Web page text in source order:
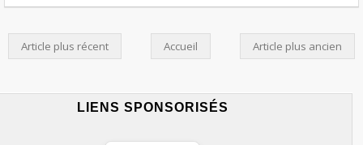
Article plus récent Article plus ancien
Accueil
LIENS SPONSORISÉS